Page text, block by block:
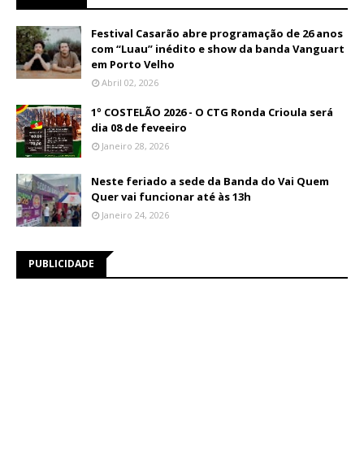
Festival Casarão abre programação de 26 anos
com “Luau” inédito e show da banda Vanguart
em Porto Velho
Abril 02, 2026
1º COSTELÃO 2026 - O CTG Ronda Crioula será
dia 08 de feveeiro
Janeiro 28, 2026
Neste feriado a sede da Banda do Vai Quem
Quer vai funcionar até às 13h
Janeiro 24, 2026
PUBLICIDADE